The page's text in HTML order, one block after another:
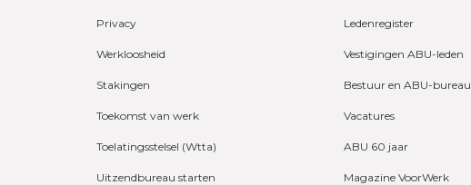
Privacy
Werkloosheid
Stakingen
Toekomst van werk
Toelatingsstelsel (Wtta)
Uitzendbureau starten
Ledenregister
Vestigingen ABU-leden
Bestuur en ABU-bureau
Vacatures
ABU 60 jaar
Magazine VoorWerk